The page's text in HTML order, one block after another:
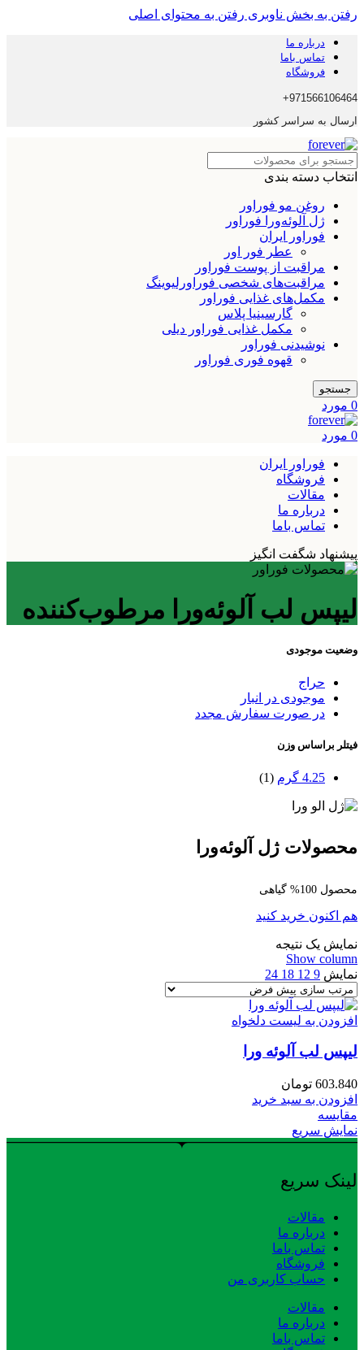
رفتن به بخش ناوبری رفتن به محتوای اصلی
درباره ما
تماس باما
فروشگاه
971566106464+
ارسال به سراسر کشور
انتخاب دسته بندی
روغن مو فوراور
ژل آلوئه‌ورا فوراور
فوراور ایران
عطر فور اور
مراقبت از پوست فوراور
مراقبت‌های شخصی فوراورلیوینگ
مکمل‌های غذایی فوراور
گارسینیا پلاس
مکمل غذایی فوراور دیلی
نوشیدنی فوراور
قهوه فوری فوراور
جستجو
0 مورد
0 مورد
فوراور ایران
فروشگاه
مقالات
درباره ما
تماس باما
پیشنهاد شگفت انگیز
لیپس لب آلوئه‌ورا مرطوب‌کننده
وضعیت موجودی
حراج
موجودی در انبار
در صورت سفارش مجدد
فیتلر براساس وزن
4.25 گرم (1)
محصولات ژل آلوئه‌ورا
محصول 100% گیاهی
هم اکنون خرید کنید
نمایش یک نتیجه
Show column
نمایش 9
12
18
24
افزودن به لیست دلخواه
لیپس لب آلوئه ورا
603.840 تومان
افزودن به سبد خرید
مقایسه
نمایش سریع
لینک سریع
مقالات
درباره ما
تماس باما
فروشگاه
حساب کاربری من
مقالات
درباره ما
تماس باما